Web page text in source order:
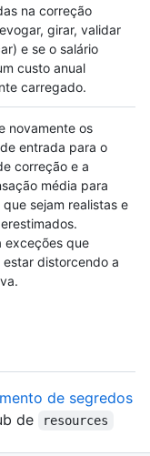
na correção
girar, validar
e se o salário
custo anual
carregado.
novamente os
entrada para o
correção e a
média para
sejam realistas e
exceções que
estar distorcendo a
de segredos
de resources